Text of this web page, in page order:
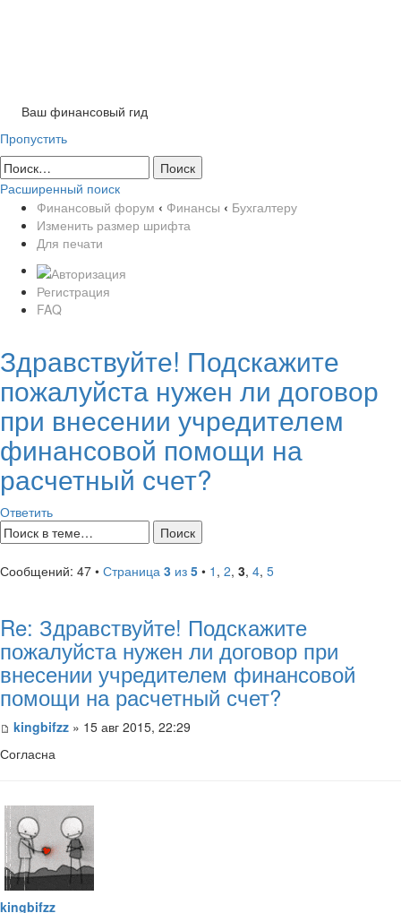
Ваш финансовый гид
Пропустить
Расширенный поиск
Финансовый форум ‹ Финансы ‹ Бухгалтеру
Изменить размер шрифта
Для печати
Регистрация
FAQ
Здравствуйте! Подскажите
пожалуйста нужен ли договор
при внесении учредителем
финансовой помощи на
расчетный счет?
Ответить
Сообщений: 47 • Страница 3 из 5 • 1 , 2, 3, 4, 5
Re: Здравствуйте! Подскажите
пожалуйста нужен ли договор при
внесении учредителем финансовой
помощи на расчетный счет?
kingbifzz » 15 авг 2015, 22:29
Согласна
kingbifzz